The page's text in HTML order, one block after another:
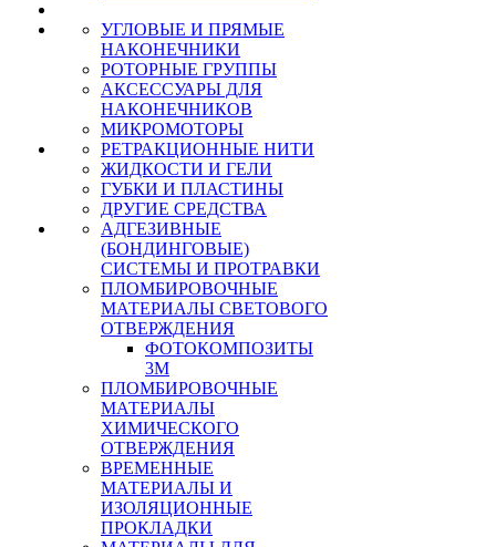
УГЛОВЫЕ И ПРЯМЫЕ
НАКОНЕЧНИКИ
РОТОРНЫЕ ГРУППЫ
АКСЕССУАРЫ ДЛЯ
НАКОНЕЧНИКОВ
МИКРОМОТОРЫ
РЕТРАКЦИОННЫЕ НИТИ
ЖИДКОСТИ И ГЕЛИ
ГУБКИ И ПЛАСТИНЫ
ДРУГИЕ СРЕДСТВА
АДГЕЗИВНЫЕ
(БОНДИНГОВЫЕ)
СИСТЕМЫ И ПРОТРАВКИ
ПЛОМБИРОВОЧНЫЕ
МАТЕРИАЛЫ СВЕТОВОГО
ОТВЕРЖДЕНИЯ
ФОТОКОМПОЗИТЫ
3М
ПЛОМБИРОВОЧНЫЕ
МАТЕРИАЛЫ
ХИМИЧЕСКОГО
ОТВЕРЖДЕНИЯ
ВРЕМЕННЫЕ
МАТЕРИАЛЫ И
ИЗОЛЯЦИОННЫЕ
ПРОКЛАДКИ